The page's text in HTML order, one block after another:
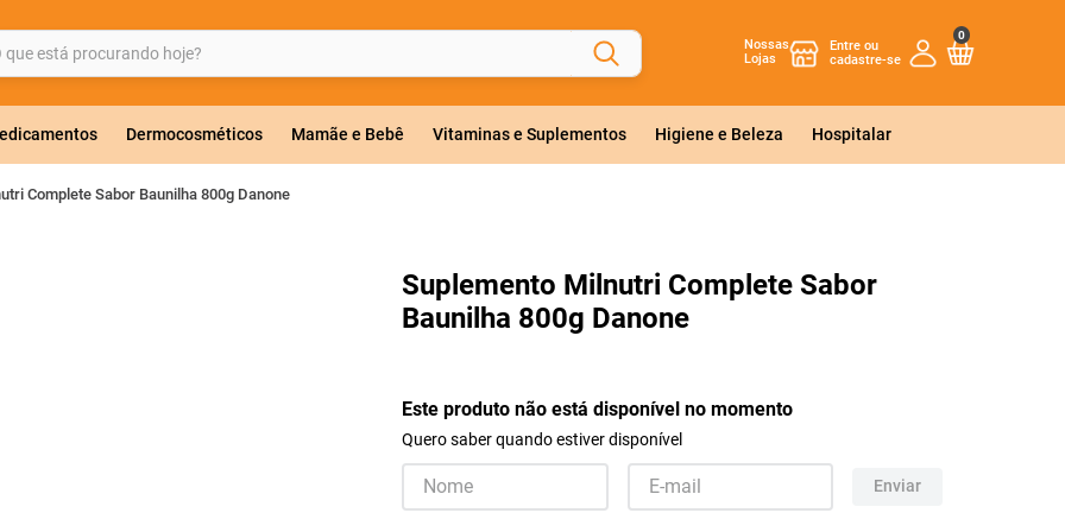
está procurando hoje?
Nossas
Lojas
0
Dermocosméticos Mamãe e Bebê Vitaminas e Suplementos Higiene e Beleza Hospitalar
Complete Sabor Baunilha 800g Danone
Suplemento Milnutri Complete Sabor
Baunilha 800g Danone
Este produto não está disponível no momento
Quero saber quando estiver disponível
Enviar